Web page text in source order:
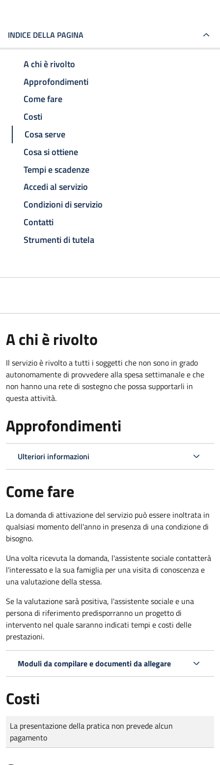
INDICE DELLA PAGINA
A chi è rivolto
Approfondimenti
Come fare
Costi
Cosa serve
Cosa si ottiene
Tempi e scadenze
Accedi al servizio
Condizioni di servizio
Contatti
Strumenti di tutela
A chi è rivolto
Il servizio è rivolto a tutti i soggetti che non sono in grado
autonomamente di provvedere alla spesa settimanale e che
non hanno una rete di sostegno che possa supportarli in
questa attività.
Approfondimenti
Ulteriori informazioni
Come fare
La domanda di attivazione del servizio può essere inoltrata in
qualsiasi momento dell'anno in presenza di una condizione di
bisogno.
Una volta ricevuta la domanda, l'assistente sociale contatterà
l'interessato e la sua famiglia per una visita di conoscenza e
una valutazione della stessa.
Se la valutazione sarà positiva, l'assistente sociale e una
persona di riferimento predisporranno un progetto di
intervento nel quale saranno indicati tempi e costi delle
prestazioni.
Moduli da compilare e documenti da allegare
Costi
Tipo di pagamento
Importo
La presentazione della pratica non prevede alcun
pagamento